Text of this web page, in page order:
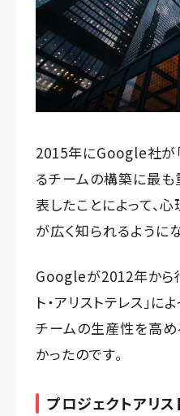
2015年にGoogle社が
るチームの構築に最も
表したことによって、
が広く知られるように
Googleが2012年から
ト・アリストテレス」に
チームの生産性を高
かったのです。
プロジェクトアリス